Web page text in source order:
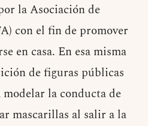
la Asociación de
con el fin de promover
en casa. En esa misma
de figuras públicas
la conducta de
mascarillas al salir a la